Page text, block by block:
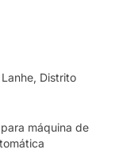
Distrito
máquina de